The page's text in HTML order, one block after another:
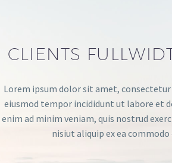
CLIENTS
Lorem ipsum dolor sit amet,
eiusmod tempor incididunt ut labore et
enim ad minim veniam, quis nostrud
nisiut aliquip ex ea commodo